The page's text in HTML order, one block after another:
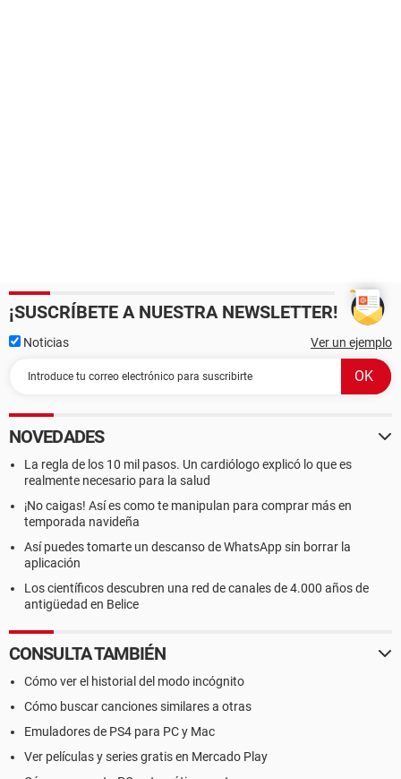
¡SUSCRÍBETE A NUESTRA NEWSLETTER!
Noticias Ver un ejemplo
NOVEDADES
La regla de los 10 mil pasos. Un cardiólogo explicó lo que es
realmente necesario para la salud
¡No caigas! Así es como te manipulan para comprar más en
temporada navideña
Así puedes tomarte un descanso de WhatsApp sin borrar la
aplicación
Los científicos descubren una red de canales de 4.000 años de
antigüedad en Belice
CONSULTA TAMBIÉN
Cómo ver el historial del modo incógnito
Cómo buscar canciones similares a otras
Emuladores de PS4 para PC y Mac
Ver películas y series gratis en Mercado Play